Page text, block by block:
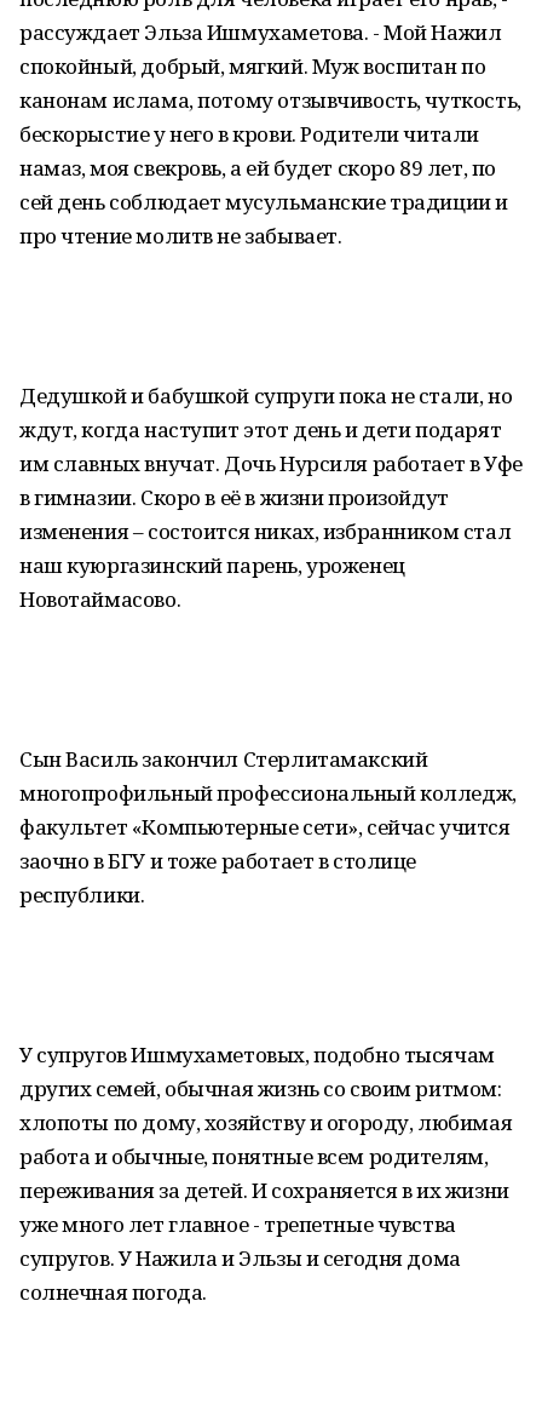
рассуждает Эльза Ишмухаметова. - Мой Нажил
спокойный, добрый, мягкий. Муж воспитан по
канонам ислама, потому отзывчивость, чуткость,
бескорыстие у него в крови. Родители читали
намаз, моя свекровь, а ей будет скоро 89 лет, по
сей день соблюдает мусульманские традиции и
про чтение молитв не забывает.
Дедушкой и бабушкой супруги пока не стали, но
ждут, когда наступит этот день и дети подарят
им славных внучат. Дочь Нурсиля работает в Уфе
в гимназии. Скоро в её в жизни произойдут
изменения – состоится никах, избранником стал
наш куюргазинский парень, уроженец
Новотаймасово.
Сын Василь закончил Стерлитамакский
многопрофильный профессиональный колледж,
факультет «Компьютерные сети», сейчас учится
заочно в БГУ и тоже работает в столице
республики.
У супругов Ишмухаметовых, подобно тысячам
других семей, обычная жизнь со своим ритмом:
хлопоты по дому, хозяйству и огороду, любимая
работа и обычные, понятные всем родителям,
переживания за детей. И сохраняется в их жизни
уже много лет главное - трепетные чувства
супругов. У Нажила и Эльзы и сегодня дома
солнечная погода.